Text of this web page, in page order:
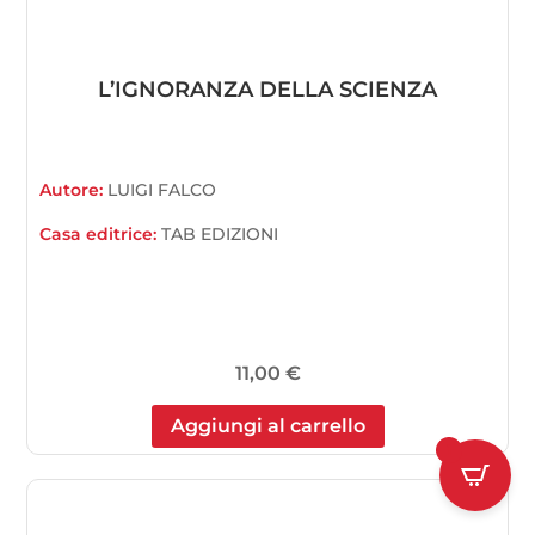
L’IGNORANZA DELLA SCIENZA
Autore: LUIGI FALCO
Casa editrice:TAB EDIZIONI
11,00 €
Aggiungi al carrello